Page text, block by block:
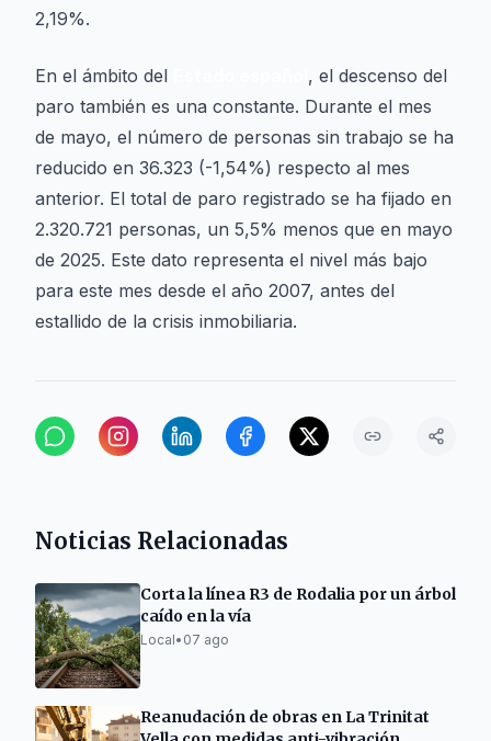
2,19%.
En el ámbito del
, el descenso del
paro también es una constante. Durante el mes
de mayo, el número de personas sin trabajo se ha
reducido en 36.323 (-1,54%) respecto al mes
anterior. El total de paro registrado se ha fijado en
2.320.721 personas, un 5,5% menos que en mayo
de 2025. Este dato representa el nivel más bajo
para este mes desde el año 2007, antes del
estallido de la crisis inmobiliaria.
Noticias Relacionadas
Corta la línea R3 de Rodalia por un árbol
caído en la vía
Local• 07 ago
Reanudación de obras en La Trinitat